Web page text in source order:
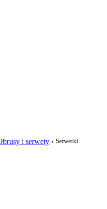
i serwety › Serwetki